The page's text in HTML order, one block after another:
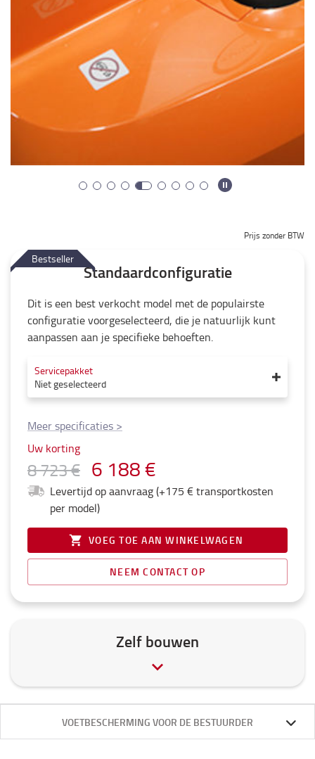
Prijs zonder BTW
Standaardconfiguratie
Bestseller
Dit is een best verkocht model met de populairste
configuratie voorgeselecteerd, die je natuurlijk kunt
aanpassen aan je specifieke behoeften.
Servicepakket
Niet geselecteerd
Meer specificaties >
Uw korting
8 723 € 6 188 €
Levertijd op aanvraag (+175 € transportkosten
per model)
VOEG TOE AAN WINKELWAGEN
NEEM CONTACT OP
Zelf bouwen
VOETBESCHERMING VOOR DE BESTUURDER